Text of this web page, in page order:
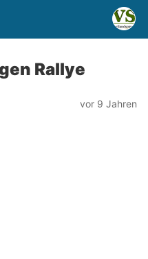
Rallye
vor 9 Jahren